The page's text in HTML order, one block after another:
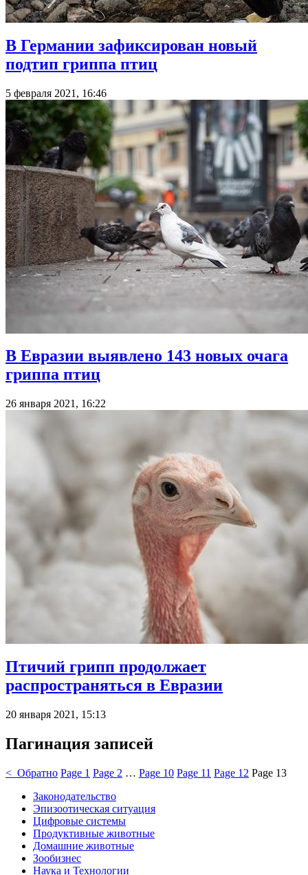
В Германии зафиксирован новый
подтип гриппа птиц
5 февраля 2021, 16:46
В Евразии выявлено 143 новых очага
гриппа птиц
26 января 2021, 16:22
Птичий грипп продолжает
распространяться в Евразии
20 января 2021, 15:13
Пагинация записей
< Обратно Page 1 Page 2 … Page 10 Page 11 Page 12 Page 13
Законодательство
Эпизоотическая ситуация
Цифровые системы
Продуктивные животные
Домашние животные
Зообизнес
Наука и Технологии